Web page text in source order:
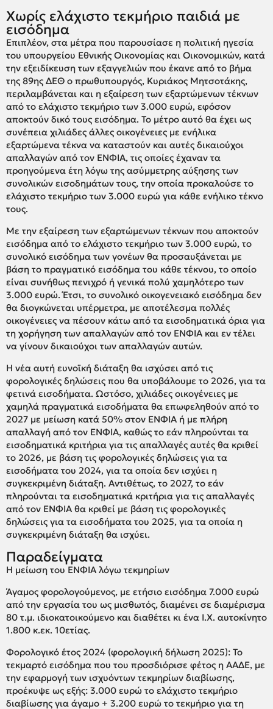
Χωρίς ελάχιστο τεκμήριο παιδιά με
εισόδημα
Επιπλέον, στα μέτρα που παρουσίασε η πολιτική ηγεσία
του υπουργείου Εθνικής Οικονομίας και Οικονομικών, κατά
την εξειδίκευση των εξαγγελιών που έκανε από το βήμα
της 89ης ΔΕΘ ο πρωθυπουργός, Κυριάκος Μητσοτάκης,
περιλαμβάνεται και η εξαίρεση των εξαρτώμενων τέκνων
από το ελάχιστο τεκμήριο των 3.000 ευρώ, εφόσον
αποκτούν δικό τους εισόδημα. Το μέτρο αυτό θα έχει ως
συνέπεια χιλιάδες άλλες οικογένειες με ενήλικα
εξαρτώμενα τέκνα να καταστούν και αυτές δικαιούχοι
απαλλαγών από τον ΕΝΦΙΑ, τις οποίες έχαναν τα
προηγούμενα έτη λόγω της ασύμμετρης αύξησης των
συνολικών εισοδημάτων τους, την οποία προκαλούσε το
ελάχιστο τεκμήριο των 3.000 ευρώ για κάθε ενήλικο τέκνο
τους.
Με την εξαίρεση των εξαρτώμενων τέκνων που αποκτούν
εισόδημα από το ελάχιστο τεκμήριο των 3.000 ευρώ, το
συνολικό εισόδημα των γονέων θα προσαυξάνεται με
βάση το πραγματικό εισόδημα του κάθε τέκνου, το οποίο
είναι συνήθως πενιχρό ή γενικά πολύ χαμηλότερο των
3.000 ευρώ. Έτσι, το συνολικό οικογενειακό εισόδημα δεν
θα διογκώνεται υπέρμετρα, με αποτέλεσμα πολλές
οικογένειες να πέσουν κάτω από τα εισοδηματικά όρια για
τη χορήγηση των απαλλαγών από τον ΕΝΦΙΑ και εν τέλει
να γίνουν δικαιούχοι των απαλλαγών αυτών.
Η νέα αυτή ευνοϊκή διάταξη θα ισχύσει από τις
φορολογικές δηλώσεις που θα υποβάλουμε το 2026, για τα
φετινά εισοδήματα. Ωστόσο, χιλιάδες οικογένειες με
χαμηλά πραγματικά εισοδήματα θα επωφεληθούν από το
2027 με μείωση κατά 50% στον ΕΝΦΙΑ ή με πλήρη
απαλλαγή από τον ΕΝΦΙΑ, καθώς το εάν πληρούνται τα
εισοδηματικά κριτήρια για τις απαλλαγές αυτές θα κριθεί
το 2026, με βάση τις φορολογικές δηλώσεις για τα
εισοδήματα του 2024, για τα οποία δεν ισχύει η
συγκεκριμένη διάταξη. Αντιθέτως, το 2027, το εάν
πληρούνται τα εισοδηματικά κριτήρια για τις απαλλαγές
από τον ΕΝΦΙΑ θα κριθεί με βάση τις φορολογικές
δηλώσεις για τα εισοδήματα του 2025, για τα οποία η
συγκεκριμένη διάταξη θα ισχύει.
Παραδείγματα
Η μείωση του ΕΝΦΙΑ λόγω τεκμηρίων
Άγαμος φορολογούμενος, με ετήσιο εισόδημα 7.000 ευρώ
από την εργασία του ως μισθωτός, διαμένει σε διαμέρισμα
80 τ.μ. ιδιοκατοικούμενο και διαθέτει κι ένα Ι.Χ. αυτοκίνητο
1.800 κ.εκ. 10ετίας.
Φορολογικό έτος 2024 (φορολογική δήλωση 2025): Το
τεκμαρτό εισόδημα που του προσδιόρισε φέτος η ΑΑΔΕ, με
την εφαρμογή των ισχυόντων τεκμηρίων διαβίωσης,
προέκυψε ως εξής: 3.000 ευρώ το ελάχιστο τεκμήριο
διαβίωσης για άγαμο + 3.200 ευρώ το τεκμήριο για τη